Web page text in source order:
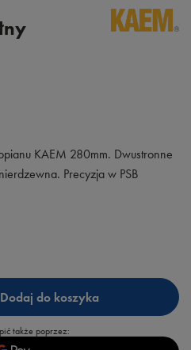
KAEM 280mm. Dwustronne
Precyzja w PSB
Dodaj do koszyka
także poprzez: